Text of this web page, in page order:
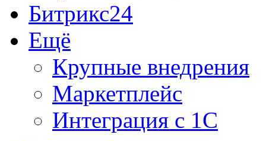
Битрикс24
Ещё
Крупные внедрения
Маркетплейс
Интеграция с 1С